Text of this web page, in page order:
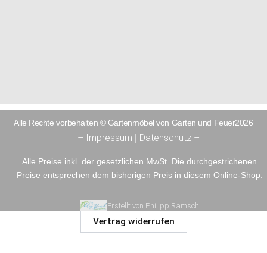
Alle Rechte vorbehalten © Gartenmöbel von Garten und Feuer2026
– Impressum Datenschutz –
Alle Preise inkl. der gesetzlichen MwSt. Die durchgestrichenen
Preise entsprechen dem bisherigen Preis in diesem Online-Shop.
Erstellt von Philipp Ramsch
Vertrag widerrufen